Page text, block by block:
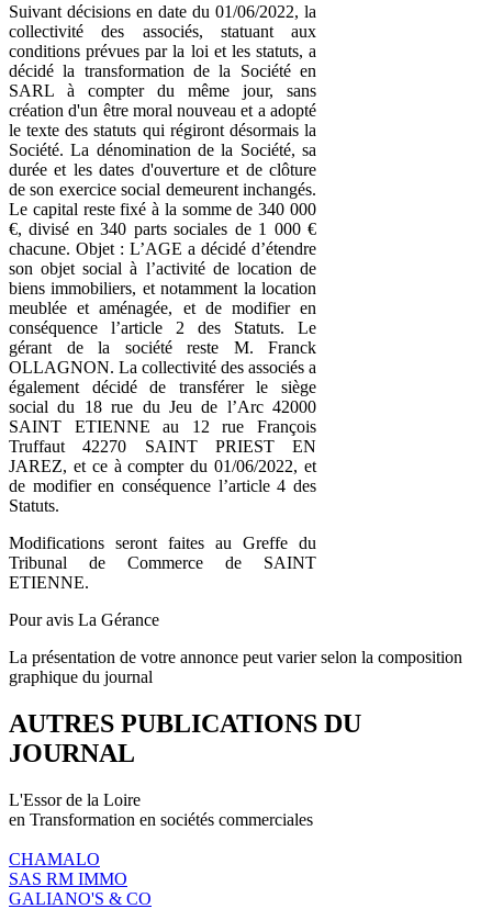
Suivant décisions en date du 01/06/2022, la
collectivité des associés, statuant aux
conditions prévues par la loi et les statuts, a
décidé la transformation de la Société en
SARL à compter du même jour, sans
création d'un être moral nouveau et a adopté
le texte des statuts qui régiront désormais la
Société. La dénomination de la Société, sa
durée et les dates d'ouverture et de clôture
de son exercice social demeurent inchangés.
Le capital reste fixé à la somme de 340 000
€, divisé en 340 parts sociales de 1 000 €
chacune. Objet : L’AGE a décidé d’étendre
son objet social à l’activité de location de
biens immobiliers, et notamment la location
meublée et aménagée, et de modifier en
conséquence l’article 2 des Statuts. Le
gérant de la société reste M. Franck
OLLAGNON. La collectivité des associés a
également décidé de transférer le siège
social du 18 rue du Jeu de l’Arc 42000
SAINT ETIENNE au 12 rue François
Truffaut 42270 SAINT PRIEST EN
JAREZ, et ce à compter du 01/06/2022, et
de modifier en conséquence l’article 4 des
Statuts.
Modifications seront faites au Greffe du
Tribunal de Commerce de SAINT
ETIENNE.
Pour avis La Gérance
La présentation de votre annonce peut varier selon la composition
graphique du journal
AUTRES PUBLICATIONS DU
JOURNAL
L'Essor de la Loire
en Transformation en sociétés commerciales
CHAMALO
SAS RM IMMO
GALIANO'S & CO